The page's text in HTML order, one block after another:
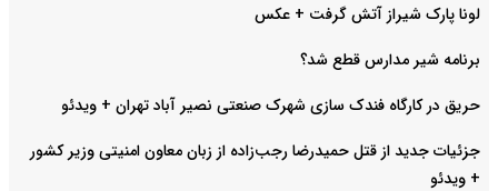
لونا پارک شیراز آتش گرفت + عکس
برنامه شیر مدارس قطع شد؟
حریق در کارگاه فندک سازی شهرک صنعتی نصیر آباد تهران + ویدئو
جزئیات جدید از قتل حمیدرضا رجب‌زاده از زبان معاون امنیتی وزیر کشور
+ ویدئو